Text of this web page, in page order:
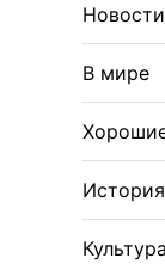
В мире
История
Культура